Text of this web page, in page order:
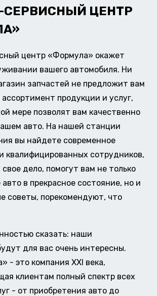
СЕРВИСНЫЙ ЦЕНТР
центр «Формула» окажет
вашего автомобиля. Ни
запчастей не предложит вам
продукции и услуг,
мере позволят вам качественно
авто. На нашей станции
вы найдете современное
квалифицированных сотрудников,
дело, помогут вам не только
в прекрасное состояние, но и
советы, порекомендуют, что
сказать: наши
для вас очень интересны.
- это компания XXI века,
клиентам полный спектр всех
- от приобретения авто до